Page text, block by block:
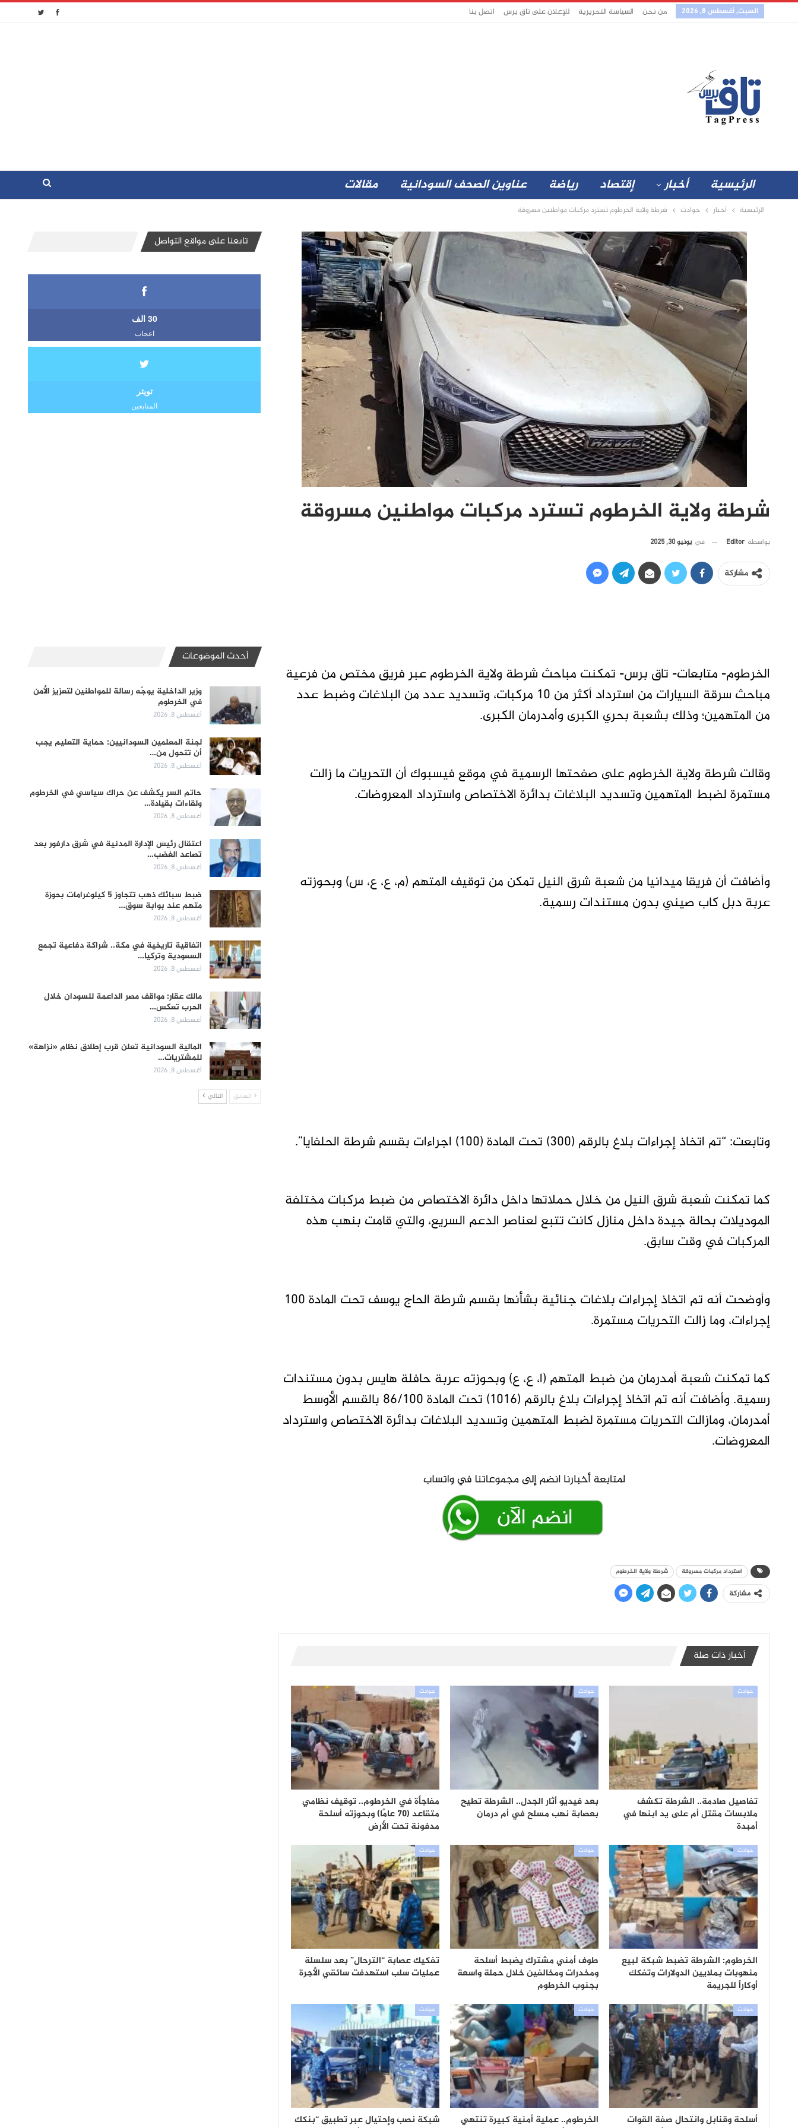
السبت, أغسطس 8, 2026 من نحن السياسة التحريرية للإعلان على تاق برس اتصل بنا
الرئيسية أخبار إقتصاد رياضة عناوين الصحف السودانية مقالات
الرئيسية أخبار حوادث شرطة ولاية الخرطوم تسترد مركبات مواطنين مسروقة
شرطة ولاية الخرطوم تسترد مركبات مواطنين مسروقة
بواسطة Editor في يونيو 30, 2025
مشاركة
الخرطوم- متابعات- تاق برس- تمكنت مباحث شرطة ولاية الخرطوم عبر فريق مختص من فرعية
مباحث سرقة السيارات من استرداد أكثر من 10 مركبات، وتسديد عدد من البلاغات وضبط عدد
من المتهمين؛ وذلك بشعبة بحري الكبرى وأمدرمان الكبرى.
وقالت شرطة ولاية الخرطوم على صفحتها الرسمية في موقع فيسبوك أن التحريات ما زالت
مستمرة لضبط المتهمين وتسديد البلاغات بدائرة الاختصاص واسترداد المعروضات.
وأضافت أن فريقا ميدانيا من شعبة شرق النيل تمكن من توقيف المتهم (م، ع، ع، س) وبحوزته
عربة دبل كاب صيني بدون مستندات رسمية.
وتابعت: “تم اتخاذ إجراءات بلاغ بالرقم (300) تحت المادة (100) اجراءات بقسم شرطة الحلفايا”.
كما تمكنت شعبة شرق النيل من خلال حملاتها داخل دائرة الاختصاص من ضبط مركبات مختلفة
الموديلات بحالة جيدة داخل منازل كانت تتبع لعناصر الدعم السريع، والتي قامت بنهب هذه
المركبات في وقت سابق.
وأوضحت أنه تم اتخاذ إجراءات بلاغات جنائية بشأنها بقسم شرطة الحاج يوسف تحت المادة 100
إجراءات، وما زالت التحريات مستمرة.
كما تمكنت شعبة أمدرمان من ضبط المتهم (ا، ع، ع) وبحوزته عربة حافلة هايس بدون مستندات
رسمية. وأضافت أنه تم اتخاذ إجراءات بلاغ بالرقم (1016) تحت المادة 86/100 بالقسم الأوسط
أمدرمان، ومازالت التحريات مستمرة لضبط المتهمين وتسديد البلاغات بدائرة الاختصاص واسترداد
المعروضات.
استرداد مركبات مسروقة شرطة ولاية الخرطوم
مشاركة
أخبار ذات صلة
حوادث
تفاصيل صادمة.. الشرطة تكشف
ملابسات مقتل أم على يد ابنها في
أمبدة
حوادث
بعد فيديو أثار الجدل.. الشرطة تطيح
بعصابة نهب مسلح في أم درمان
حوادث
مفاجأة في الخرطوم.. توقيف نظامي
متقاعد (70 عامًا) وبحوزته أسلحة
مدفونة تحت الأرض
حوادث
الخرطوم: الشرطة تضبط شبكة لبيع
منهوبات بملايين الدولارات وتفكك
أوكاراً للجريمة
حوادث
طوف أمني مشترك يضبط أسلحة
ومخدرات ومخالفين خلال حملة واسعة
بجنوب الخرطوم
حوادث
تفكيك عصابة “الترحال” بعد سلسلة
عمليات سلب استهدفت سائقي الأجرة
حوادث
أسلحة وقنابل وانتحال صفة القوات
حوادث
الخرطوم.. عملية أمنية كبيرة تنتهي
حوادث
شبكة نصب وإحتيال عبر تطبيق “بنكك
تابعنا على مواقع التواصل
30 الف
اعجاب
تويتر
المتابعين
أحدث الموضوعات
وزير الداخلية يوجّه رسالة للمواطنين لتعزيز الأمن
في الخرطوم
أغسطس 8, 2026
لجنة المعلمين السودانيين: حماية التعليم يجب
أن تتحول من…
أغسطس 8, 2026
حاتم السر يكشف عن حراك سياسي في الخرطوم
ولقاءات بقيادة…
أغسطس 8, 2026
اعتقال رئيس الإدارة المدنية في شرق دارفور بعد
تصاعد الغضب…
أغسطس 8, 2026
ضبط سبائك ذهب تتجاوز 5 كيلوغرامات بحوزة
متهم عند بوابة سوق…
أغسطس 8, 2026
اتفاقية تاريخية في مكة.. شراكة دفاعية تجمع
السعودية وتركيا…
أغسطس 8, 2026
مالك عقار: مواقف مصر الداعمة للسودان خلال
الحرب تعكس…
أغسطس 8, 2026
المالية السودانية تعلن قرب إطلاق نظام «نزاهة»
للمشتريات…
أغسطس 8, 2026
السابق التالي